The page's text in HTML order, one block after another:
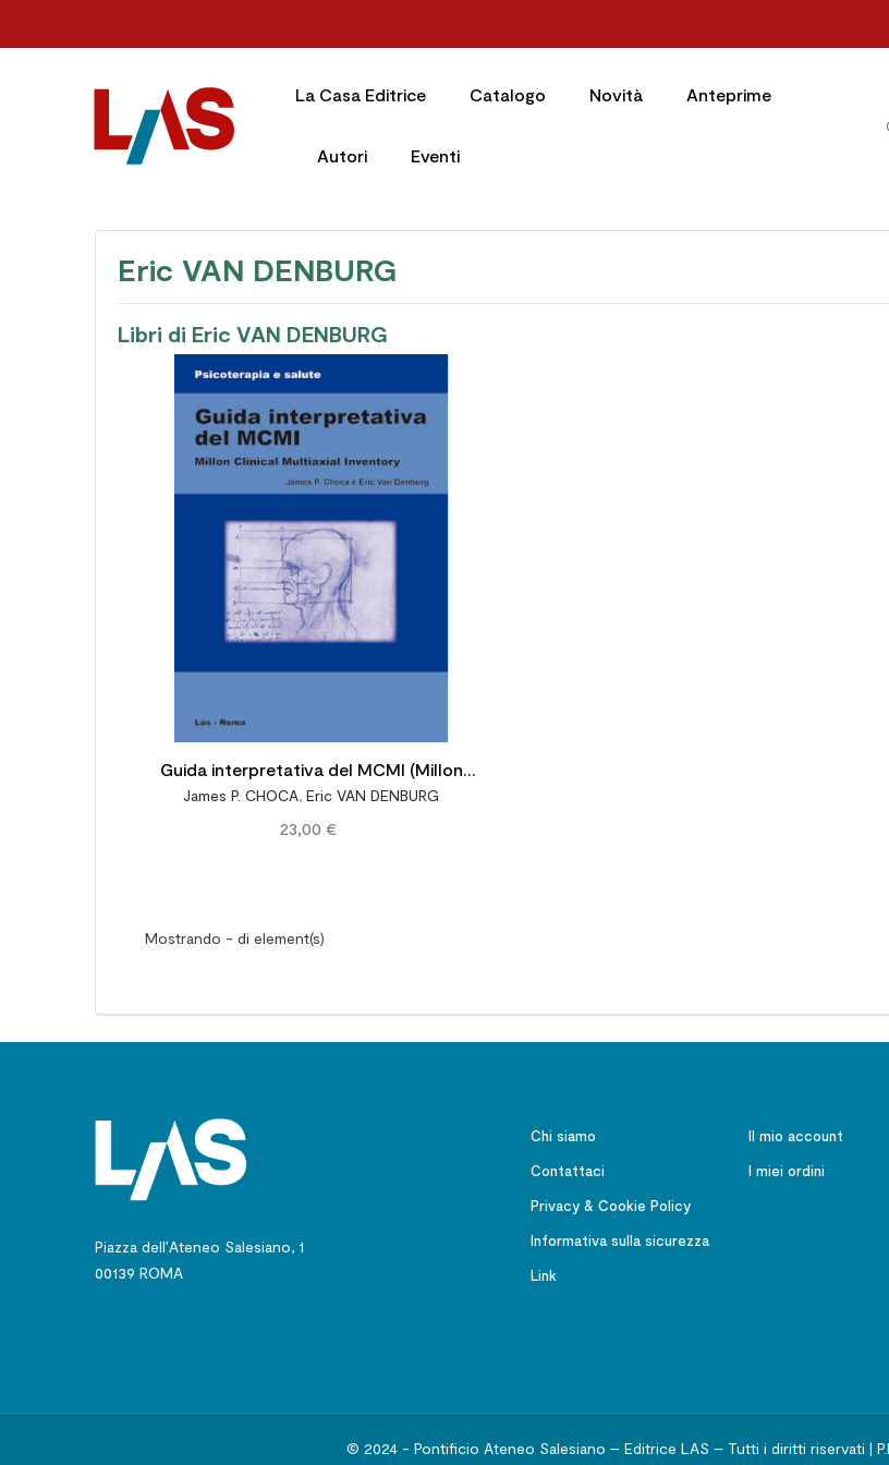
La Casa Editrice Catalogo Novità Anteprime
Autori Eventi
Eric VAN DENBURG
Libri di Eric VAN DENBURG
Guida interpretativa del MCMI (Millon
Clinical Multiaxial Inventory). Ediz. italiana a
cura di P. Scilligo
James P. CHOCA,Eric VAN DENBURG
23,00 €
Mostrando - di element(s)
Piazza dell’Ateneo Salesiano, 1
00139 ROMA
Chi siamo
Contattaci
Privacy & Cookie Policy
Informativa sulla sicurezza
Link
Il mio account
I miei ordini
© 2024 - Pontificio Ateneo Salesiano – Editrice LAS – Tutti i diritti riservati |